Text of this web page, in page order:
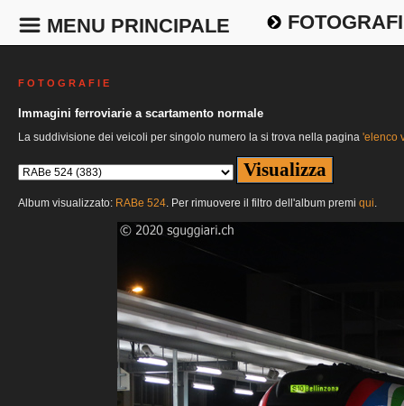
MENU PRINCIPALE
F O T O G R A F I E
Immagini ferroviarie a scartamento normale
La suddivisione dei veicoli per singolo numero la si trova nella pagina 'elenco
Album visualizzato: RABe 524. Per rimuovere il filtro dell'album premi qui.